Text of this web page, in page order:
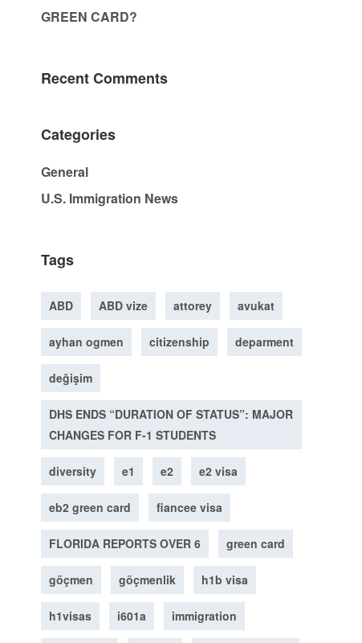
GREEN CARD?
Recent Comments
Categories
General
U.S. Immigration News
Tags
ABD ABD vize attorey avukat
ayhan ogmen citizenship deparment
değişim
DHS ENDS “DURATION OF STATUS”: MAJOR
CHANGES FOR F-1 STUDENTS
diversity e1 e2 e2 visa
eb2 green card fiancee visa
FLORIDA REPORTS OVER 6 green card
göçmen göçmenlik h1b visa
h1visas i601a immigration